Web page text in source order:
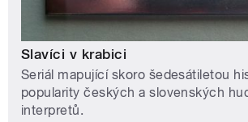
Slavíci v krabici
Seriál mapující skoro šedesátiletou
popularity českých a slovenských
interpretů.